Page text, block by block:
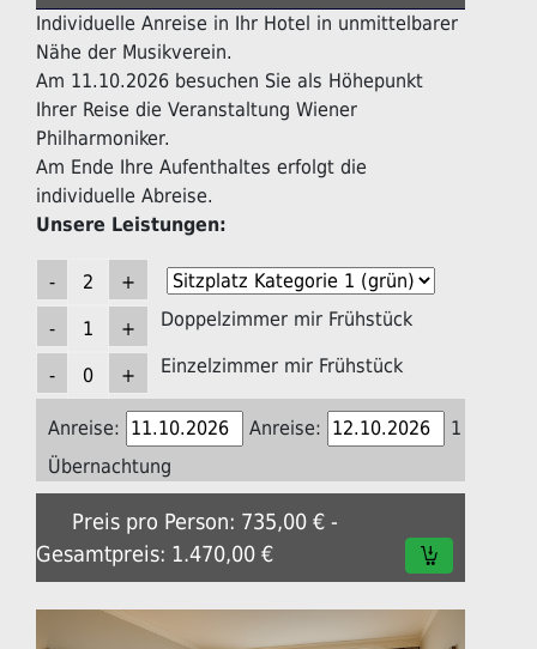
Individuelle Anreise in Ihr Hotel in unmittelbarer
Nähe der Musikverein.
Am 11.10.2026 besuchen Sie als Höhepunkt
Ihrer Reise die Veranstaltung Wiener
Philharmoniker.
Am Ende Ihre Aufenthaltes erfolgt die
individuelle Abreise.
Unsere Leistungen:
Doppelzimmer mir Frühstück
Einzelzimmer mir Frühstück
Anreise: Anreise:
1
Übernachtung
Preis pro Person: 735,00 € -
Gesamtpreis: 1.470,00 €